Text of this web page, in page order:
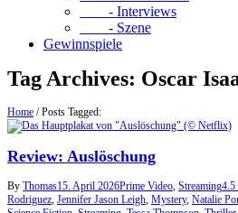
- Interviews
- Szene
Gewinnspiele
Tag Archives: Oscar
Home /Posts Tagged:
Review: Auslöschung
By Thomas15. April 2026Prime Video, Streaming4.5
Rodriguez, Jennifer Jason Leigh, Mystery, Natalie